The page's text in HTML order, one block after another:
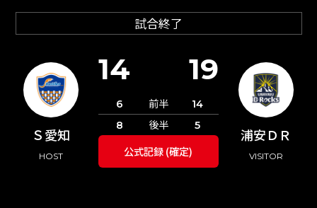
試合終了
Ｓ愛知
HOST
浦安ＤＲ
VISITOR
14 19
6 前半
14
8
後半 5
公式記録 (確定)